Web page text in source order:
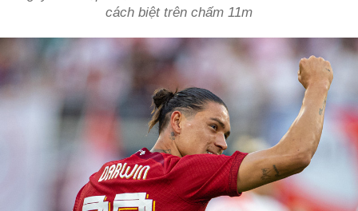
cách biệt trên chấm 11m